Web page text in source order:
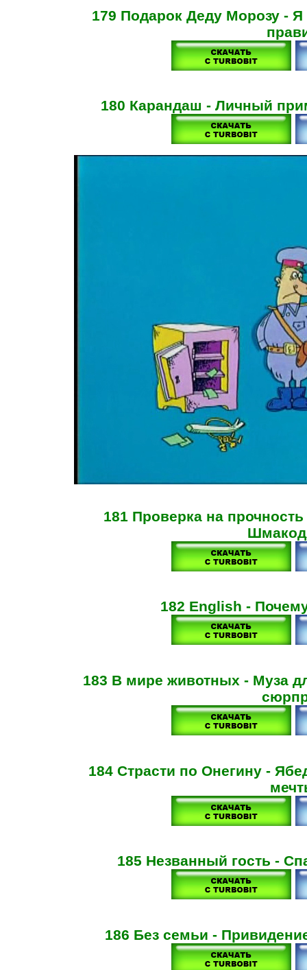
179 Подарок Деду Морозу -
180 Карандаш - Личный
181 Проверка на
182 English -
183 В мире животных - Муза
184 Страсти по Онегину -
185 Незванный гость -
186 Без семьи -